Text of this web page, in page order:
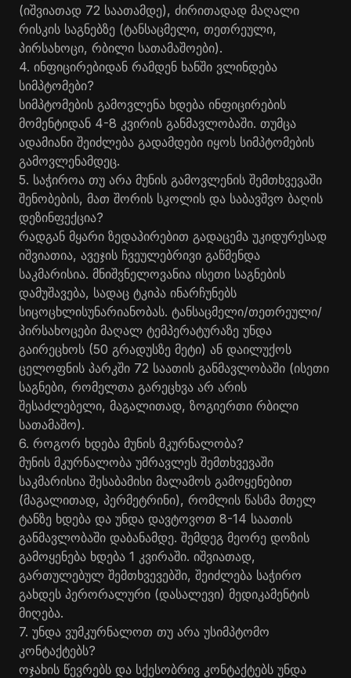
(იშვიათად 72 საათამდე), ძირითადად მაღალი
რისკის საგნებზე (ტანსაცმელი, თეთრეული,
პირსახოცი, რბილი სათამაშოები).
4. ინფიცირებიდან რამდენ ხანში ვლინდება
სიმპტომები?
სიმპტომების გამოვლენა ხდება ინფიცირების
მომენტიდან 4-8 კვირის განმავლობაში. თუმცა
ადამიანი შეიძლება გადამდები იყოს სიმპტომების
გამოვლენამდეც.
5. საჭიროა თუ არა მუნის გამოვლენის შემთხვევაში
შენობების, მათ შორის სკოლის და საბავშვო ბაღის
დეზინფექცია?
რადგან მყარი ზედაპირებით გადაცემა უკიდურესად
იშვიათია, ავეჯის ჩვეულებრივი გაწმენდა
საკმარისია. მნიშვნელოვანია ისეთი საგნების
დამუშავება, სადაც ტკიპა ინარჩუნებს
სიცოცხლისუნარიანობას. ტანსაცმელი/თეთრეული/
პირსახოცები მაღალ ტემპერატურაზე უნდა
გაირეცხოს (50 გრადუსზე მეტი) ან დაილუქოს
ცელოფნის პარკში 72 საათის განმავლობაში (ისეთი
საგნები, რომელთა გარეცხვა არ არის
შესაძლებელი, მაგალითად, ზოგიერთი რბილი
სათამაშო).
6. როგორ ხდება მუნის მკურნალობა?
მუნის მკურნალობა უმრავლეს შემთხვევაში
საკმარისია შესაბამისი მალამოს გამოყენებით
(მაგალითად, პერმეტრინი), რომლის წასმა მთელ
ტანზე ხდება და უნდა დავტოვოთ 8-14 საათის
განმავლობაში დაბანამდე. შემდეგ მეორე დოზის
გამოყენება ხდება 1 კვირაში. იშვიათად,
გართულებულ შემთხვევებში, შეიძლება საჭირო
გახდეს პერორალური (დასალევი) მედიკამენტის
მიღება.
7. უნდა ვუმკურნალოთ თუ არა უსიმპტომო
კონტაქტებს?
ოჯახის წევრებს და სქესობრივ კონტაქტებს უნდა